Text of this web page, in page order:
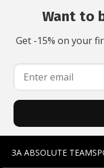
Want to
Get -15% on your
ЗА ABSOLUTE